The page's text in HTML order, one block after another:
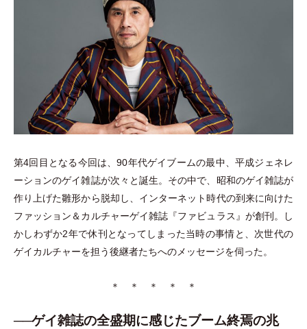
第4回目となる今回は、90年代ゲイブームの最中、平成ジェネレ
ーションのゲイ雑誌が次々と誕生。その中で、昭和のゲイ雑誌が
作り上げた雛形から脱却し、インターネット時代の到来に向けた
ファッション＆カルチャーゲイ雑誌『ファビュラス』が創刊。し
かしわずか2年で休刊となってしまった当時の事情と、次世代の
ゲイカルチャーを担う後継者たちへのメッセージを伺った。
＊ ＊ ＊ ＊ ＊
──ゲイ雑誌の全盛期に感じたブーム終焉の兆